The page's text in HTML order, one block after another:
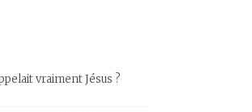
vraiment Jésus ?